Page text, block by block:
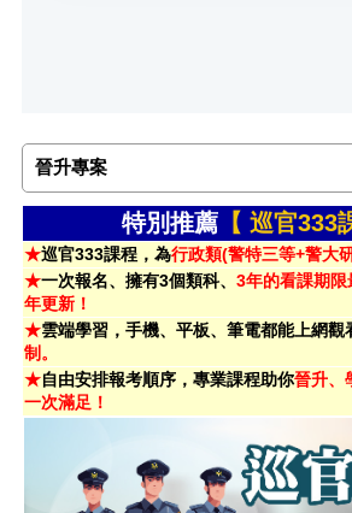
晉升專案
特別推薦 【 巡官333
★巡官333課程，為行政類(警特三等+警大
★一次報名、擁有3個類科、 3年的看課期
年更新！
★雲端學習，手機、平板、筆電都能上網觀
制。
★自由安排報考順序，專業課程助你晉升、
一次滿足！